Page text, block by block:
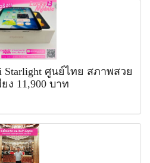
Starlight ศูนย์ไทย สภาพสวย
ง 11,900 บาท